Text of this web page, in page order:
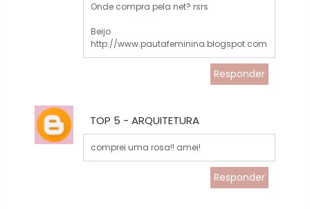
Onde compra pela net? rsrs
Beijo
http://www.pautafeminina.blogspot.com
Responder
TOP 5 - ARQUITETURA
comprei uma rosa!! amei!
Responder